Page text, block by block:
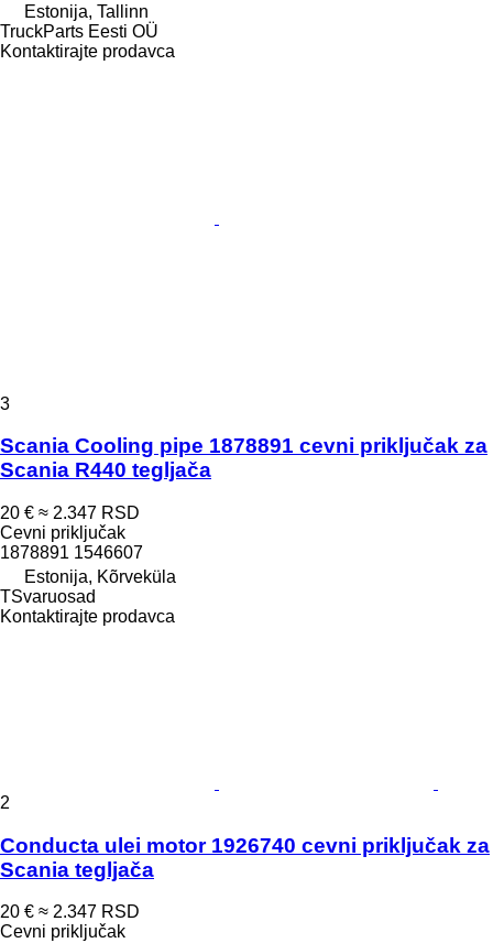
Estonija, Tallinn
TruckParts Eesti OÜ
Kontaktirajte prodavca
3
Scania Cooling pipe 1878891 cevni priključak za
Scania R440 tegljača
20 € ≈ 2.347 RSD
Cevni priključak
1878891 1546607
Estonija, Kõrveküla
TSvaruosad
Kontaktirajte prodavca
2
Conducta ulei motor 1926740 cevni priključak za
Scania tegljača
20 € ≈ 2.347 RSD
Cevni priključak